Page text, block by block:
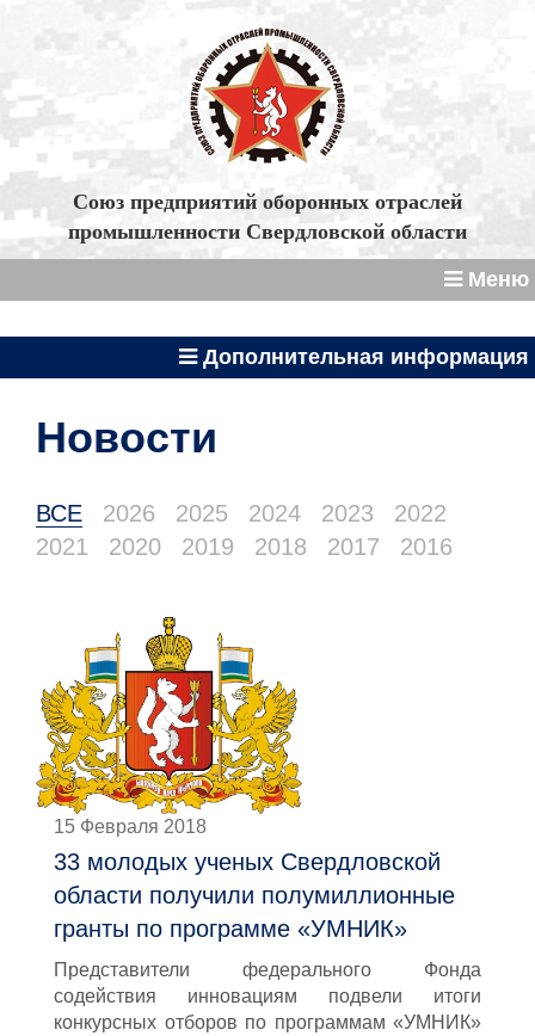
Союз предприятий оборонных отраслей
промышленности Свердловской области
Меню
Дополнительная информация
Новости
ВСЕ 2026 2025 2024 2023
2022
2021
2020 2019 2018 2017 2016
15 Февраля 2018
33 молодых ученых Свердловской
области получили полумиллионные
гранты по программе «УМНИК»
Представители федерального Фонда
содействия инновациям подвели итоги
конкурсных отборов по программам «УМНИК»